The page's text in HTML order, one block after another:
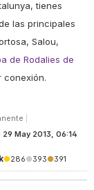
, tienes
las principales
Salou,
de Rodalies de
conexión.
29 May 2013, 06:14
●286●393●391